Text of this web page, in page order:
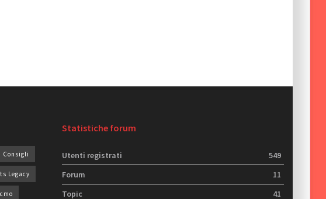
Consigli
Legacy
Statistiche forum
Utenti registrati
549
Forum
11
Topic
41